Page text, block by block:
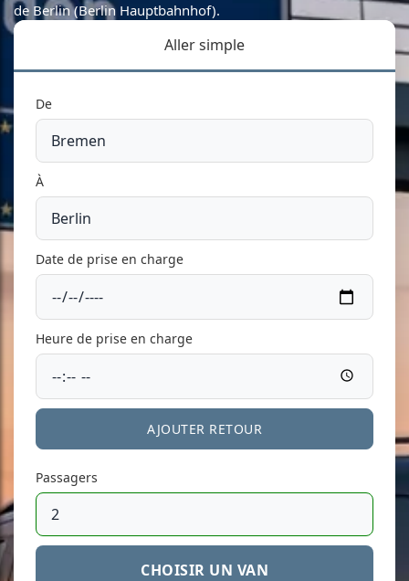
de Berlin (Berlin Hauptbahnhof).
Aller simple
De
À
Date de prise en charge
Heure de prise en charge
AJOUTER RETOUR
Passagers
CHOISIR UN VAN